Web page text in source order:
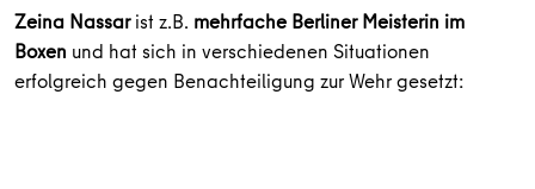
Zeina Nassarist z.B. mehrfache Berliner Meisterin im
Boxen und hat sich in verschiedenen Situationen
erfolgreich gegen Benachteiligung zur Wehr gesetzt: